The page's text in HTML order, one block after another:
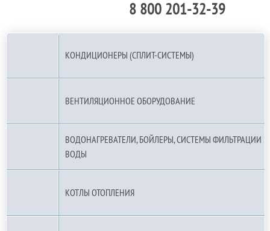
8 800 201-32-39
КОНДИЦИОНЕРЫ (СПЛИТ-СИСТЕМЫ)
ВЕНТИЛЯЦИОННОЕ ОБОРУДОВАНИЕ
ВОДОНАГРЕВАТЕЛИ, БОЙЛЕРЫ, СИСТЕМЫ ФИЛЬТРАЦИИ
ВОДЫ
КОТЛЫ ОТОПЛЕНИЯ